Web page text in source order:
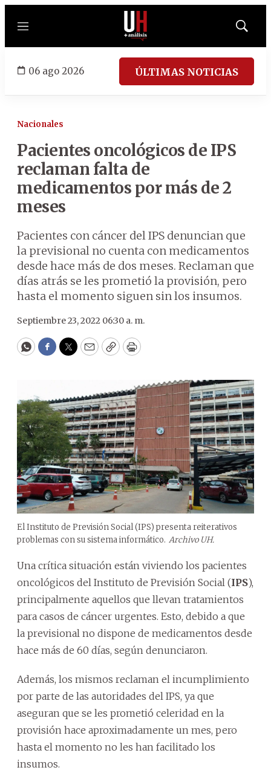
Menú
Mostrar
06 ago 2026 ÚLTIMAS NOTICIAS
Nacionales
Pacientes oncológicos de IPS
reclaman falta de
medicamentos por más de 2
meses
Pacientes con cáncer del IPS denuncian que
la previsional no cuenta con medicamentos
desde hace más de dos meses. Reclaman que
días atrás se les prometió la provisión, pero
hasta el momento siguen sin los insumos.
Septiembre 23, 2022 06:30 a. m.
WhatsApp
Facebook
Twitter
EmailCopyPrint
El Instituto de Previsión Social (IPS) presenta reiterativos
problemas con su sistema informático. Archivo UH.
Una crítica situación están viviendo los pacientes
oncológicos del Instituto de Previsión Social (IPS),
principalmente aquellos que llevan tratamientos
para casos de cáncer urgentes. Esto, debido a que
la previsional no dispone de medicamentos desde
hace más de 60 días, según denunciaron.
Además, los mismos reclaman el incumplimiento
por parte de las autoridades del IPS, ya que
aseguran que se les prometió celeridad en la
provisión hace aproximadamente un mes, pero
hasta el momento no les han facilitado los
insumos.